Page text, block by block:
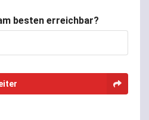
besten erreichbar?